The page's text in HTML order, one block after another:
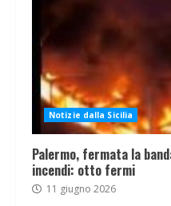
Notizie dalla Sicilia
Palermo, fermata la
incendi: otto fermi
11 giugno 2026